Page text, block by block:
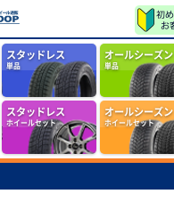
スタッドレス
単品
オールシーズン
単品
スタッドレス
ホイールセット
オールシーズン
ホイールセット